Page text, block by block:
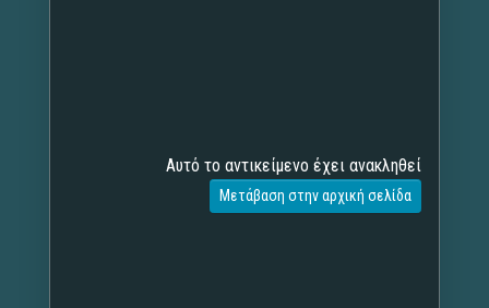
Αυτό το αντικείμενο έχει ανακληθεί
Μετάβαση στην αρχική σελίδα